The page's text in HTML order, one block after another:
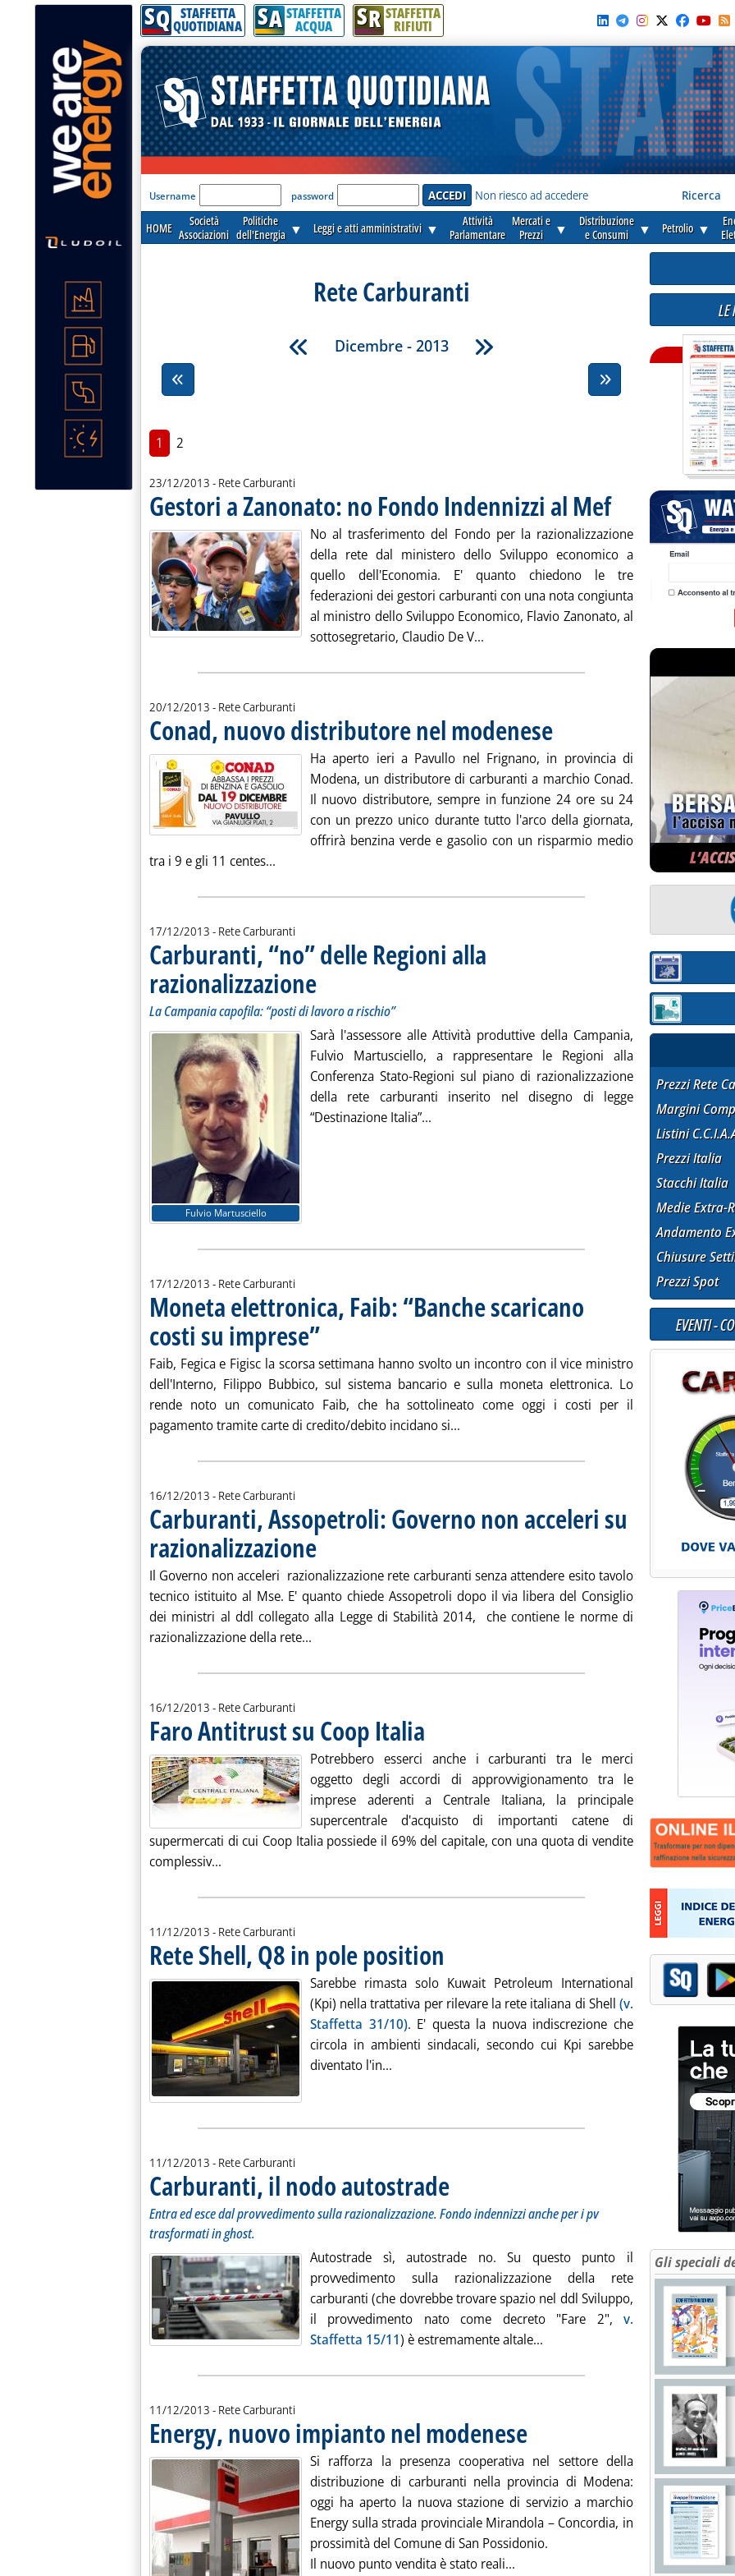
SQ STAFFETTA
QUOTIDIANA SA STAFFETTA
ACQUA SR STAFFETTA
RIFIUTI
'Modulo Login per accedere'
Username password Non riesco ad accedere Ricerca
HOME
Società
Associazioni
Politiche
dell'Energia ▼ Leggi e atti amministrativi ▼
Attività
Parlamentare
Mercati e
Prezzi
▼
Distribuzione
e Consumi
▼ Petrolio ▼
Rete Carburanti
Dicembre - 2013
1 2
23/12/2013 - Rete Carburanti
Gestori a Zanonato: no Fondo Indennizzi al Mef. Pubblicata lunedì 23
No al trasferimento del Fondo per la razionalizzazione
della rete dal ministero dello Sviluppo economico a
quello dell'Economia. E' quanto chiedono le tre
federazioni dei gestori carburanti con una nota congiunta
al ministro dello Sviluppo Economico, Flavio Zanonato, al
sottosegretario, Claudio De V...
20/12/2013 - Rete Carburanti
Conad, nuovo distributore nel modenese . Pubblicata venerdì 20 dicembre 2013 alle
Ha aperto ieri a Pavullo nel Frignano, in provincia di
Modena, un distributore di carburanti a marchio Conad.
Il nuovo distributore, sempre in funzione 24 ore su 24
con un prezzo unico durante tutto l'arco della giornata,
offrirà benzina verde e gasolio con un risparmio medio
tra i 9 e gli 11 centes...
17/12/2013 - Rete Carburanti
Carburanti, “no” delle Regioni alla
razionalizzazione . Sottotitolo: La Campania capofila: “posti di lavoro a rischio”
. Pubblicata martedì 17 dicembre 2013 alle 17.56.
La Campania capofila: “posti di lavoro a rischio”
Fulvio Martusciello
Sarà l'assessore alle Attività produttive della Campania,
Fulvio Martusciello, a rappresentare le Regioni alla
Conferenza Stato-Regioni sul piano di razionalizzazione
della rete carburanti inserito nel disegno di legge
“Destinazione Italia”... Leggi tutta la notizia: 'Carburanti, “no” delle
17/12/2013 - Rete Carburanti
Moneta elettronica, Faib: “Banche scaricano
costi su imprese”. Pubblicata martedì 17 dicembre 2013 alle 14.58.
Faib, Fegica e Figisc la scorsa settimana hanno svolto un incontro con il vice ministro
dell'Interno, Filippo Bubbico, sul sistema bancario e sulla moneta elettronica. Lo
rende noto un comunicato Faib, che ha sottolineato come oggi i costi per il
pagamento tramite carte di credito/debito incidano si... Leggi tutta la notizia: 'Moneta elettronica,
16/12/2013 - Rete Carburanti
Carburanti, Assopetroli: Governo non acceleri su
razionalizzazione. Pubblicata lunedì 16 dicembre 2013 alle 14.45.
Il Governo non acceleri razionalizzazione rete carburanti senza attendere esito tavolo
tecnico istituito al Mse. E' quanto chiede Assopetroli dopo il via libera del Consiglio
dei ministri al ddl collegato alla Legge di Stabilità 2014, che contiene le norme di
razionalizzazione della rete... Leggi tutta la notizia: 'Carburanti, Assopetroli: Governo non acceleri
16/12/2013 - Rete Carburanti
Faro Antitrust su Coop Italia
Potrebbero esserci anche i carburanti tra le merci
oggetto degli accordi di approvvigionamento tra le
imprese aderenti a Centrale Italiana, la principale
supercentrale d'acquisto di importanti catene di
supermercati di cui Coop Italia possiede il 69% del capitale, con una quota di vendite
complessiv...
11/12/2013 - Rete Carburanti
Rete Shell, Q8 in pole position
Sarebbe rimasta solo Kuwait Petroleum International
(Kpi) nella trattativa per rilevare la rete italiana di Shell (v.
Staffetta 31/10). E' questa la nuova indiscrezione che
circola in ambienti sindacali, secondo cui Kpi sarebbe
diventato l'in... Leggi tutta la notizia: 'Rete Shell, Q8 in pole position'
11/12/2013 - Rete Carburanti
Carburanti, il nodo autostrade . Sottotitolo: Entra ed esce dal provvedimento sulla razionalizzazione.
Entra ed esce dal provvedimento sulla razionalizzazione. Fondo indennizzi anche per i pv
trasformati in ghost.
Autostrade sì, autostrade no. Su questo punto il
provvedimento sulla razionalizzazione della rete
carburanti (che dovrebbe trovare spazio nel ddl Sviluppo,
il provvedimento nato come decreto "Fare 2", v.
Staffetta 15/11) è estremamente altale... Leggi tutta la notizia:
11/12/2013 - Rete Carburanti
Energy, nuovo impianto nel modenese . Pubblicata mercoledì 11 dicembre 2013 alle 10.38.
Si rafforza la presenza cooperativa nel settore della
distribuzione di carburanti nella provincia di Modena:
oggi ha aperto la nuova stazione di servizio a marchio
Energy sulla strada provinciale Mirandola – Concordia, in
prossimità del Comune di San Possidonio.
Il nuovo punto vendita è stato reali... Leggi tutta la notizia: 'Energy,
LE
Sezione:
Sezione:
STAFFETTA
Prezzi Rete
Margini
Listini
Prezzi Italia
Stacchi Italia
Medie Extra-
Andamento
Chiusure
Prezzi Spot
EVENTI -
Gli speciali